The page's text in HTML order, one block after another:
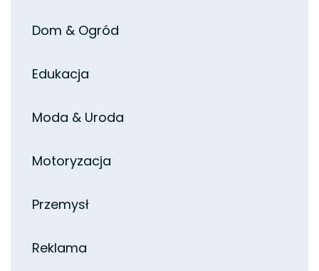
Dom & Ogród
Edukacja
Moda & Uroda
Motoryzacja
Przemysł
Reklama